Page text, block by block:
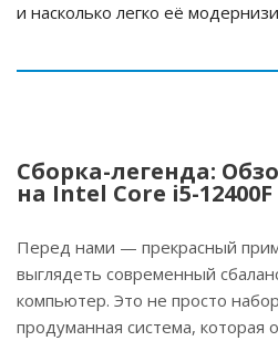
и насколько легко её
Сборка-легенда:
на Intel Core i5-12400F
Перед нами — прекрасный
выглядеть современный
компьютер. Это не просто
продуманная система, которая